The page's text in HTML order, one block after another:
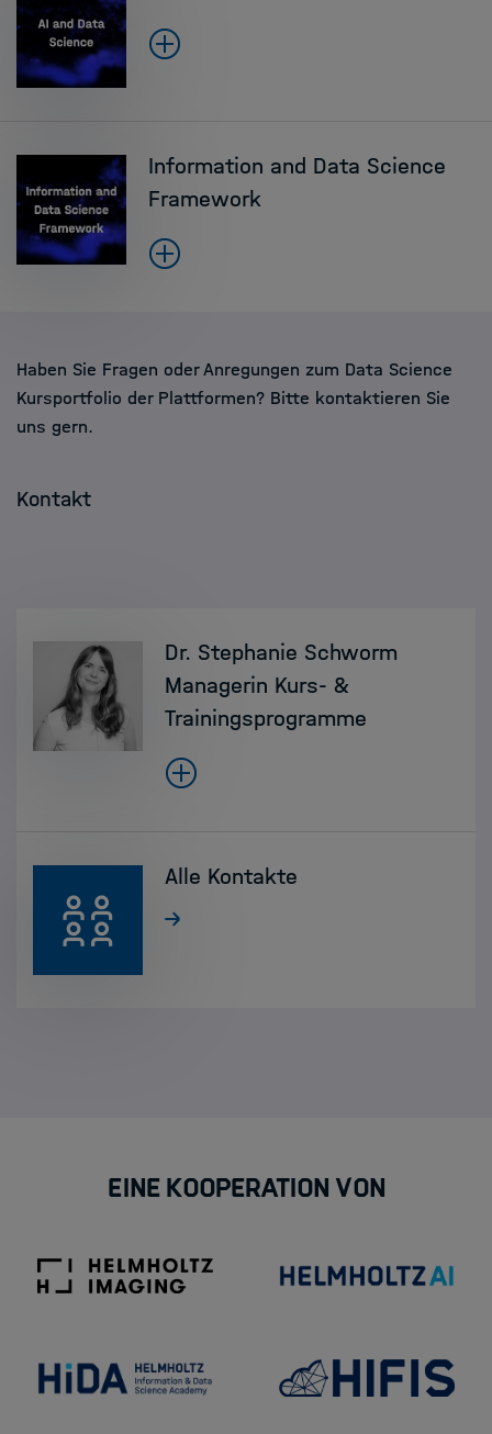
Information and Data Science
Framework
Haben Sie Fragen oder Anregungen zum Data Science
Kursportfolio der Plattformen? Bitte kontaktieren Sie
uns gern.
Kontakt
Dr. Stephanie Schworm
Managerin Kurs- &
Trainingsprogramme
Alle Kontakte
Eine Kooperation von